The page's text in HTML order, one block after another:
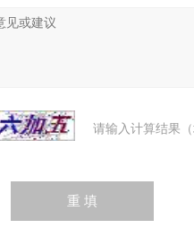
请输入计算结果